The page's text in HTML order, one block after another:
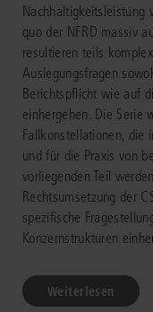
Nachhaltigkeitsleistung
quo der NFRD massiv
resultieren teils
Auslegungsfragen
Berichtspflicht wie auf
einhergehen. Die Serie
Fallkonstellationen, die
und für die Praxis von
vorliegenden Teil
Rechtsumsetzung der
spezifische
Konzernstrukturen
Weiterlesen